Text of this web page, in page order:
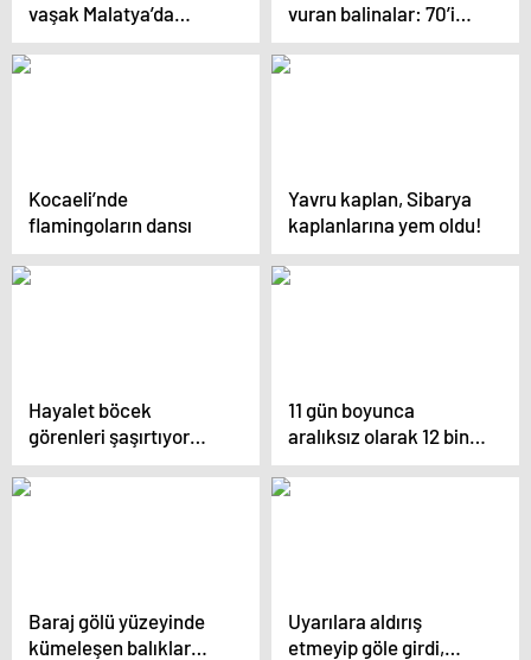
vaşak Malatya’da
görüntülendi
vuran balinalar: 70’i
kurtarıldı, 380’i öldü
Kocaeli’nde
flamingoların dansı
Yavru kaplan, Sibarya
kaplanlarına yem oldu!
Hayalet böcek
görenleri şaşırtıyor…
11 gün boyunca
aralıksız olarak 12 bin
kilometre uçtu
Baraj gölü yüzeyinde
kümeleşen balıklar
Uyarılara aldırış
etmeyip göle girdi,